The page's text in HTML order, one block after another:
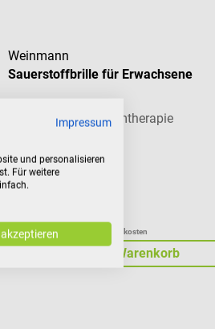
Weinmann
Sauerstoffbrille für Erwachsene
Zubehör für die Atemtherapie
Preise inkl. MwSt. zzgl. Versandkosten
In den Warenkorb
Impressum
und personalisieren
Für weitere